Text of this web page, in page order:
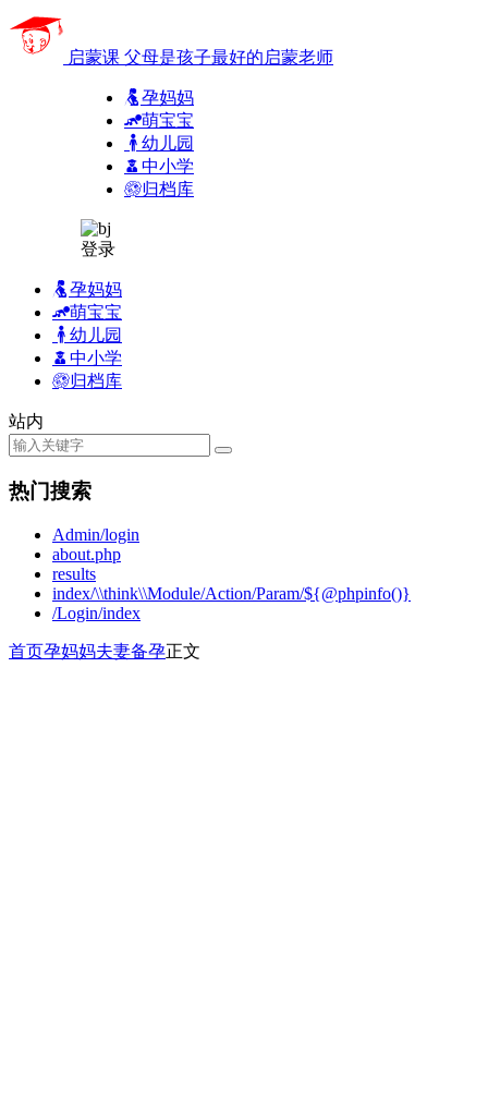
启蒙课 父母是孩子最好的启蒙老师
孕妈妈
萌宝宝
幼儿园
中小学
归档库
登录
孕妈妈
萌宝宝
幼儿园
中小学
归档库
站内
热门搜索
Admin/login
about.php
results
index/\\think\\Module/Action/Param/${@phpinfo()}
/Login/index
首页孕妈妈夫妻备孕正文